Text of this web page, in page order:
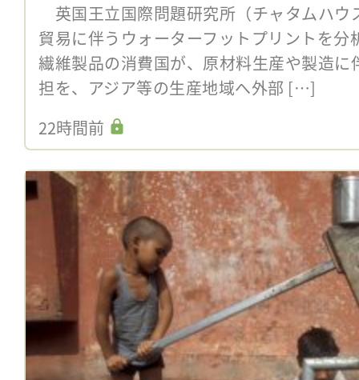
英国王立国際問題研究所（チャタムハウ
貿易に伴うウォーターフットプリントを
繊維製品の消費国が、原材料生産や製造
担を、アジア等の生産地域へ外部 […]
22時間前